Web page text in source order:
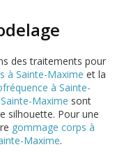
des traitements pour
à Sainte-Maxime et la
à Sainte-
Maxime sont
silhouette. Pour une
gommage corps à
Maxime.